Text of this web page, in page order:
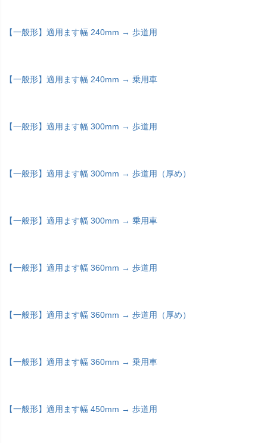
【一般形】適用ます幅 240mm → 歩道用
【一般形】適用ます幅 240mm → 乗用車
【一般形】適用ます幅 300mm → 歩道用
【一般形】適用ます幅 300mm → 歩道用（厚め）
【一般形】適用ます幅 300mm → 乗用車
【一般形】適用ます幅 360mm → 歩道用
【一般形】適用ます幅 360mm → 歩道用（厚め）
【一般形】適用ます幅 360mm → 乗用車
【一般形】適用ます幅 450mm → 歩道用